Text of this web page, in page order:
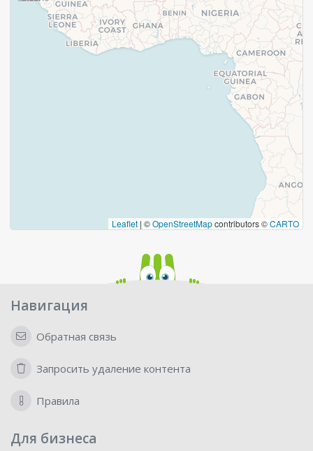
Leaflet | ©OpenStreetMapcontributors ©CARTO
Навигация
Обратная связь
Запросить удаление контента
Правила
Для бизнеса